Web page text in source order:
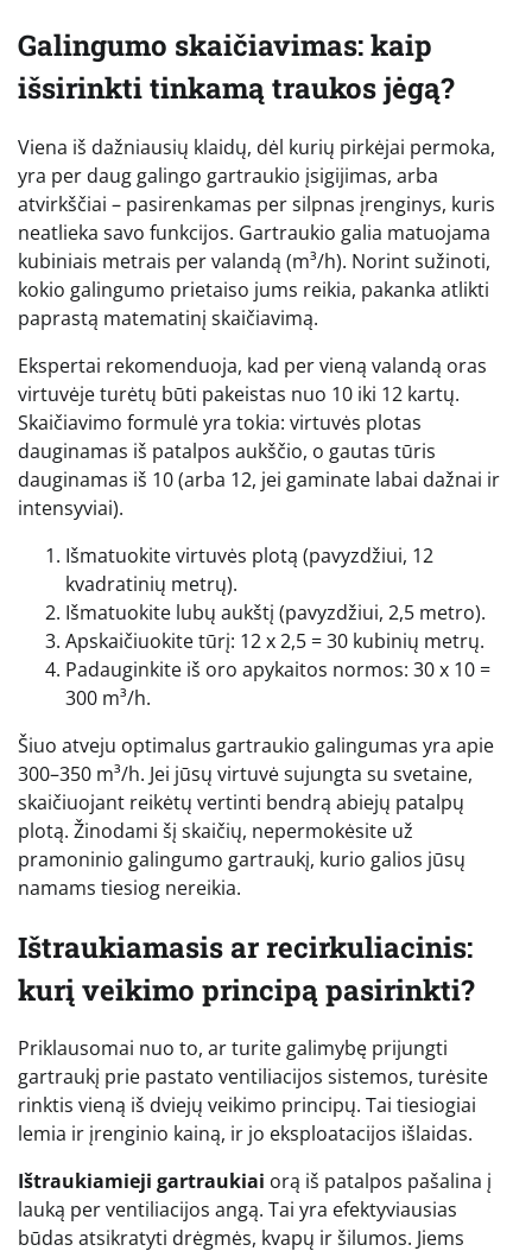
Galingumo skaičiavimas: kaip
išsirinkti tinkamą traukos jėgą?
Viena iš dažniausių klaidų, dėl kurių pirkėjai permoka,
yra per daug galingo gartraukio įsigijimas, arba
atvirkščiai – pasirenkamas per silpnas įrenginys, kuris
neatlieka savo funkcijos. Gartraukio galia matuojama
kubiniais metrais per valandą (m³/h). Norint sužinoti,
kokio galingumo prietaiso jums reikia, pakanka atlikti
paprastą matematinį skaičiavimą.
Ekspertai rekomenduoja, kad per vieną valandą oras
virtuvėje turėtų būti pakeistas nuo 10 iki 12 kartų.
Skaičiavimo formulė yra tokia: virtuvės plotas
dauginamas iš patalpos aukščio, o gautas tūris
dauginamas iš 10 (arba 12, jei gaminate labai dažnai ir
intensyviai).
Išmatuokite virtuvės plotą (pavyzdžiui, 12
kvadratinių metrų).
Išmatuokite lubų aukštį (pavyzdžiui, 2,5 metro).
Apskaičiuokite tūrį: 12 x 2,5 = 30 kubinių metrų.
Padauginkite iš oro apykaitos normos: 30 x 10 =
300 m³/h.
Šiuo atveju optimalus gartraukio galingumas yra apie
300–350 m³/h. Jei jūsų virtuvė sujungta su svetaine,
skaičiuojant reikėtų vertinti bendrą abiejų patalpų
plotą. Žinodami šį skaičių, nepermokėsite už
pramoninio galingumo gartraukį, kurio galios jūsų
namams tiesiog nereikia.
Ištraukiamasis ar recirkuliacinis:
kurį veikimo principą pasirinkti?
Priklausomai nuo to, ar turite galimybę prijungti
gartraukį prie pastato ventiliacijos sistemos, turėsite
rinktis vieną iš dviejų veikimo principų. Tai tiesiogiai
lemia ir įrenginio kainą, ir jo eksploatacijos išlaidas.
Ištraukiamieji gartraukiai orą iš patalpos pašalina į
lauką per ventiliacijos angą. Tai yra efektyviausias
būdas atsikratyti drėgmės, kvapų ir šilumos. Jiems